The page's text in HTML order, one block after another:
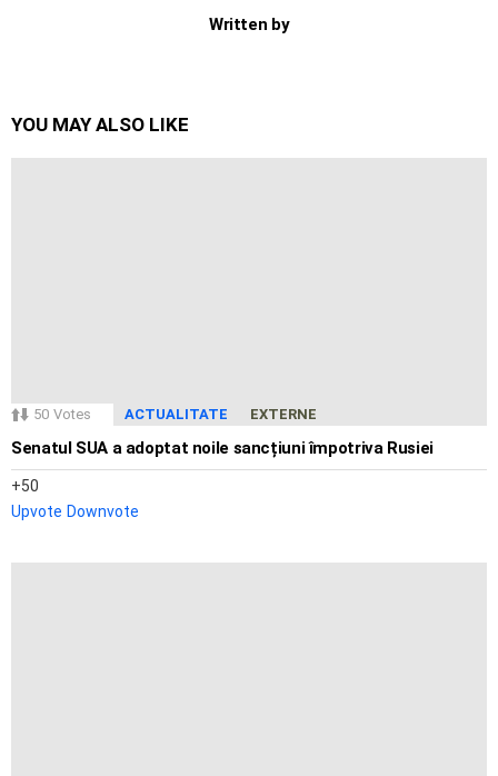
Written by
YOU MAY ALSO LIKE
50 Votes ACTUALITATE EXTERNE
Senatul SUA a adoptat noile sancțiuni împotriva Rusiei
50
Upvote Downvote